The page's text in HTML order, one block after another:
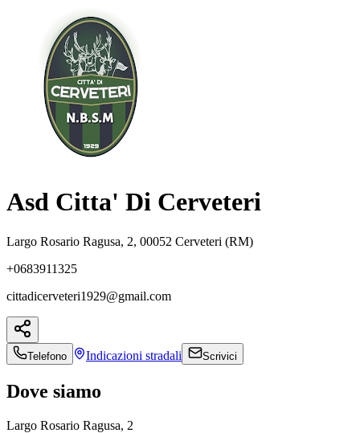
Asd Citta' Di Cerveteri
Largo Rosario Ragusa, 2, 00052 Cerveteri (RM)
+0683911325
cittadicerveteri1929@gmail.com
Telefono Indicazioni stradali Scrivici
Dove siamo
Largo Rosario Ragusa, 2